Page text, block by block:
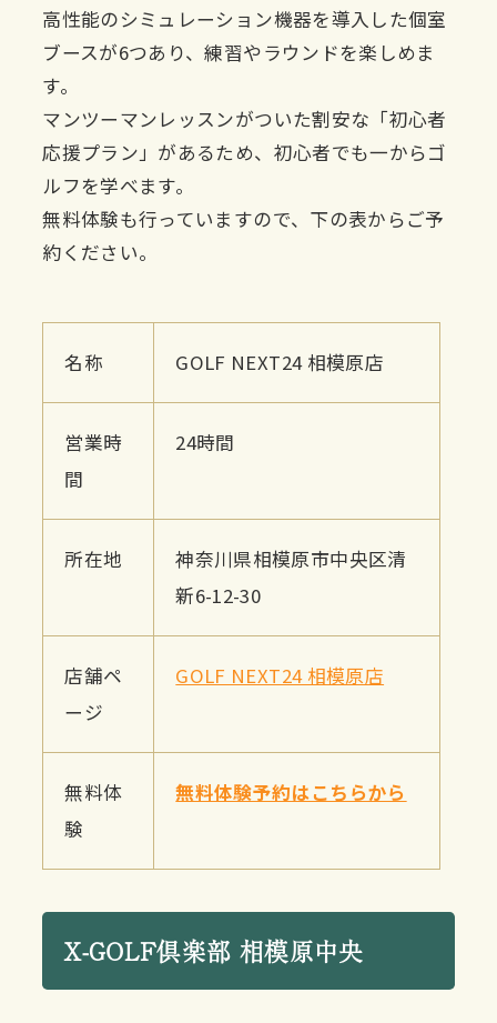
高性能のシミュレーション機器を導入した個室
ブースが6つあり、練習やラウンドを楽しめま
す。
マンツーマンレッスンがついた割安な「初心者
応援プラン」があるため、初心者でも一からゴ
ルフを学べます。
無料体験も行っていますので、下の表からご予
約ください。
名称 GOLF NEXT24 相模原店
営業時
間
24時間
所在地
神奈川県相模原市中央区清
新6-12-30
店舗ペ
ージ
GOLF NEXT24 相模原店
無料体
験
無料体験予約はこちらから
X-GOLF倶楽部 相模原中央